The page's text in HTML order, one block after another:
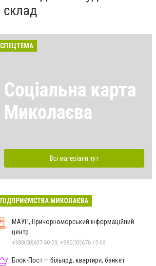
склад
СПЕЦТЕМА
Соціальна карта
Миколаєва
Всі матеріали тут
ПІДПРИЄМСТВА МИКОЛАЄВА
МАУП, Причорноморський інформаційний
центр
+380(50)637-60-09, +380(93)676-15-66
Блок-Пост — більярд, квартири, банкет